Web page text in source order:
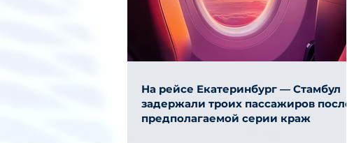
На рейсе Екатеринбург — Стамбул
задержали троих пассажиров после
предполагаемой серии краж